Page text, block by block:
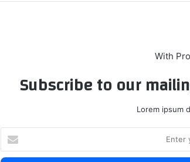
With
Subscribe to our
Lorem ipsum
t